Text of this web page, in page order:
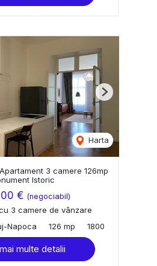
Harta
Next
Apartament 3 camere 126mp
Istoric
€ (negociabil)
3 camere de vânzare
Napoca
126 mp 1800
multe detalii